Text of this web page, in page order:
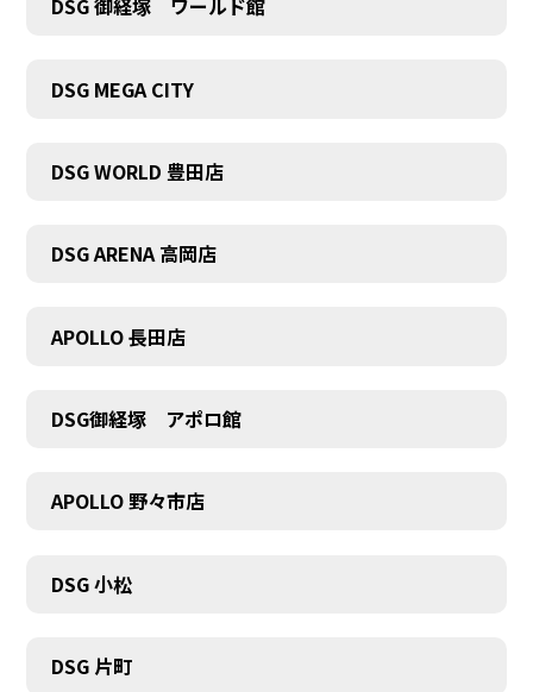
DSG 御経塚 ワールド館
DSG MEGA CITY
DSG WORLD 豊田店
DSG ARENA 高岡店
APOLLO 長田店
DSG御経塚 アポロ館
APOLLO 野々市店
DSG 小松
DSG 片町